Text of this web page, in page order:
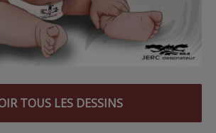
TOUS LES DESSINS